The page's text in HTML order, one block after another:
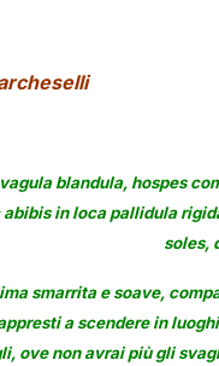
blandula, hospes
abibis in locapallidula
soles,
smarrita e soave,
a scendere in
ove non avrai più gli